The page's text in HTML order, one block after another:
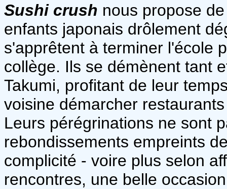
Sushi crush nous propose
enfants japonais drôlement
s'apprêtent à terminer l'école
collège. Ils se démènent tant
Takumi, profitant de leur
voisine démarcher
Leurs pérégrinations ne sont
rebondissements empreints
complicité - voire plus selon
rencontres, une belle